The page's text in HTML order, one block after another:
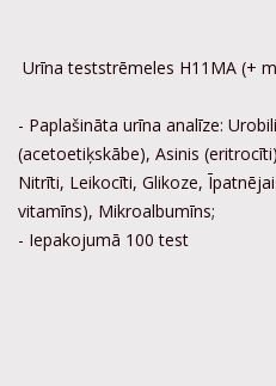
Urīna teststrēmeles H11MA (+
- Paplašināta urīna analīze:
(acetoetiķskābe), Asinis
Nitrīti, Leikocīti, Glikoze,
vitamīns), Mikroalbumīns;
- Iepakojumā 100 test